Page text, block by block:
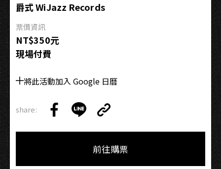
爵式 WiJazz Records
票價資訊
NT$350元
現場付費
將此活動加入 Google 日曆
share:
on
on
Link
Copy
前往購票